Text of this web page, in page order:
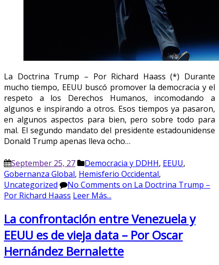
La Doctrina Trump – Por Richard Haass (*) Durante
mucho tiempo, EEUU buscó promover la democracia y el
respeto a los Derechos Humanos, incomodando a
algunos e inspirando a otros. Esos tiempos ya pasaron,
en algunos aspectos para bien, pero sobre todo para
mal. El segundo mandato del presidente estadounidense
Donald Trump apenas lleva ocho…
September 25, 27 Democracia y DDHH, EEUU,
Gobernanza Global, Hemisferio Occidental,
Uncategorized
No Comments on La Doctrina Trump –
Por Richard Haass Leer Más...
La confrontación entre Venezuela y
EEUU es de vieja data – Por Oscar
Hernández Bernalette